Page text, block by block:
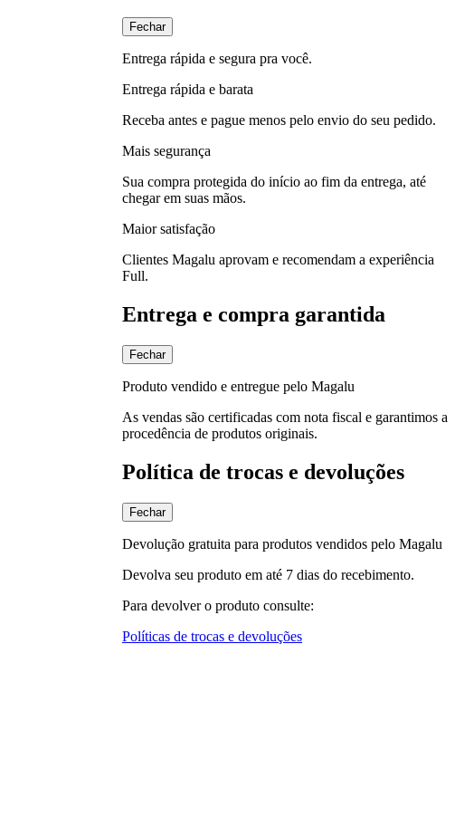
Fechar
Entrega rápida e segura pra você.
Entrega rápida e barata
Receba antes e pague menos pelo envio do seu pedido.
Mais segurança
Sua compra protegida do início ao fim da entrega, até
chegar em suas mãos.
Maior satisfação
Clientes Magalu aprovam e recomendam a experiência
Full.
Entrega e compra garantida
Fechar
Produto vendido e entregue pelo Magalu
As vendas são certificadas com nota fiscal e garantimos a
procedência de produtos originais.
Política de trocas e devoluções
Fechar
Devolução gratuita para produtos vendidos pelo Magalu
Devolva seu produto em até 7 dias do recebimento.
Para devolver o produto consulte:
Políticas de trocas e devoluções